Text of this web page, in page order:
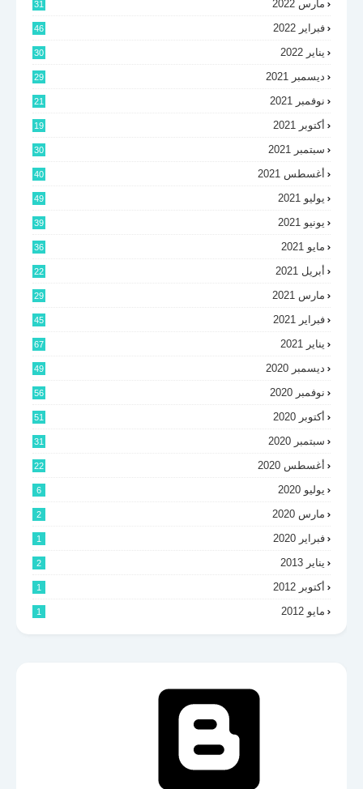
مارس 2022 31
فبراير 2022 46
يناير 2022 30
ديسمبر 2021 29
نوفمبر 2021 21
أكتوبر 2021 19
سبتمبر 2021 30
أغسطس 2021 40
يوليو 2021 49
يونيو 2021 39
مايو 2021 36
أبريل 2021 22
مارس 2021 29
فبراير 2021 45
يناير 2021 67
ديسمبر 2020 49
نوفمبر 2020 56
أكتوبر 2020 51
سبتمبر 2020 31
أغسطس 2020 22
يوليو 2020 6
مارس 2020 2
فبراير 2020 1
يناير 2013 2
أكتوبر 2012 1
مايو 2012 1